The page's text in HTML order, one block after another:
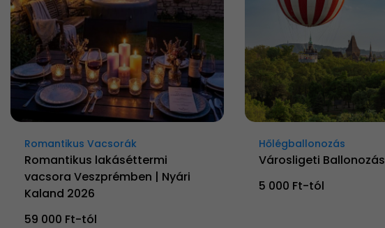
Romantikus Vacsorák
Romantikus lakáséttermi
vacsora Veszprémben | Nyári
Kaland 2026
59 000 Ft-tól
Hőlégballonozás
Városligeti Ballonozás
5 000 Ft-tól